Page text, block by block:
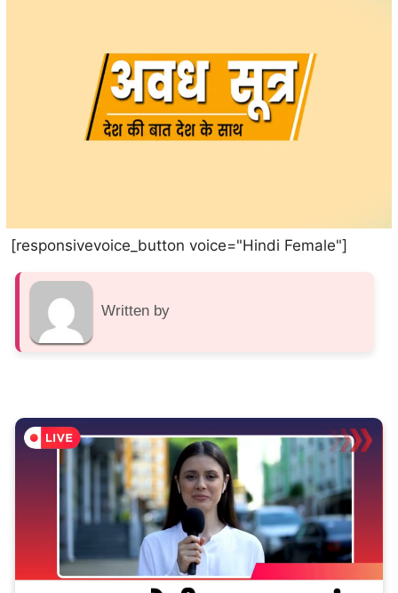
[responsivevoice_button voice="Hindi Female"]
Written by